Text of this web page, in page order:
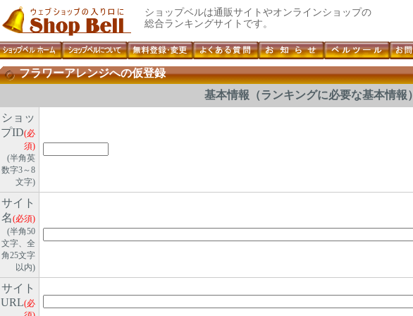
ショップベルは通販サイトやオンラインショップの
総合ランキングサイトです。
フラワーアレンジへの仮登録
基本情報（ランキングに必要な基本情報）
ショッ
プID(必
須)
(半角英
数字3～8
文字)
サイト
名(必須)
(半角50
文字、全
角25文字
以内)
サイト
URL(必